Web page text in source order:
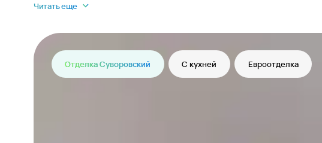
Читать еще
Отделка Суворовский С кухней Евроотделка